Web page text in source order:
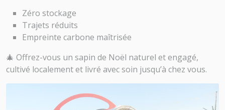
Zéro stockage
Trajets réduits
Empreinte carbone maîtrisée
🎄 Offrez-vous un sapin de Noël naturel et engagé,
cultivé localement et livré avec soin jusqu’à chez vous.